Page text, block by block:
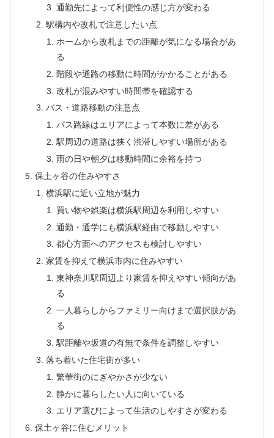
通勤先によって利便性の感じ方が変わる
駅構内や改札で注意したい点
ホームから改札までの距離が気になる場合があ
る
階段や通路の移動に時間がかかることがある
改札が混みやすい時間帯を確認する
バス・道路移動の注意点
バス路線はエリアによって本数に差がある
駅周辺の道路は狭く渋滞しやすい場所がある
雨の日や朝夕は移動時間に余裕を持つ
保土ヶ谷の住みやすさ
横浜駅に近い立地が魅力
買い物や娯楽は横浜駅周辺を利用しやすい
通勤・通学にも横浜駅経由で移動しやすい
都心方面へのアクセスも検討しやすい
家賃を抑えて横浜市内に住みやすい
東神奈川駅周辺より家賃を抑えやすい傾向があ
る
一人暮らしからファミリー向けまで選択肢があ
る
駅距離や坂道の有無で条件を調整しやすい
落ち着いた住宅街が多い
繁華街のにぎやかさが少ない
静かに暮らしたい人に向いている
エリア選びによって生活のしやすさが変わる
保土ヶ谷に住むメリット